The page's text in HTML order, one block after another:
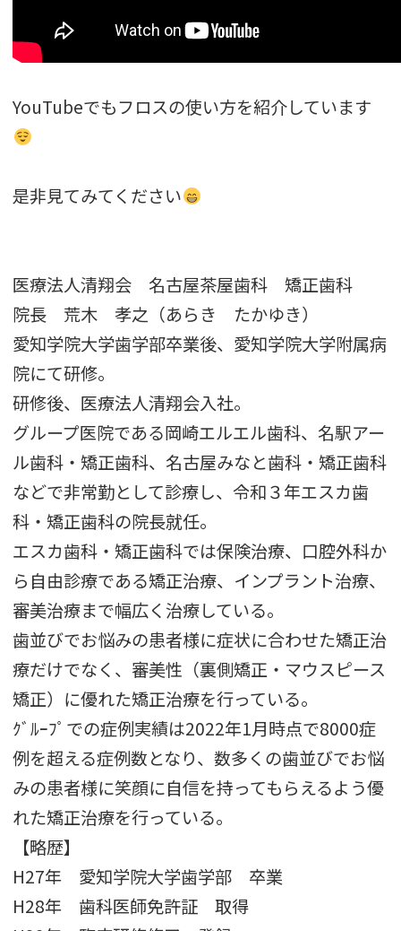
YouTubeでもフロスの使い方を紹介しています
是非見てみてください
医療法人清翔会 名古屋茶屋歯科 矯正歯科
院長 荒木 孝之（あらき たかゆき）
愛知学院大学歯学部卒業後、愛知学院大学附属病
院にて研修。
研修後、医療法人清翔会入社。
グループ医院である岡崎エルエル歯科、名駅アー
ル歯科・矯正歯科、名古屋みなと歯科・矯正歯科
などで非常勤として診療し、令和３年エスカ歯
科・矯正歯科の院長就任。
エスカ歯科・矯正歯科では保険治療、口腔外科か
ら自由診療である矯正治療、インプラント治療、
審美治療まで幅広く治療している。
歯並びでお悩みの患者様に症状に合わせた矯正治
療だけでなく、審美性（裏側矯正・マウスピース
矯正）に優れた矯正治療を行っている。
ｸﾞﾙｰﾌﾟでの症例実績は2022年1月時点で8000症
例を超える症例数となり、数多くの歯並びでお悩
みの患者様に笑顔に自信を持ってもらえるよう優
れた矯正治療を行っている。
【略歴】
H27年 愛知学院大学歯学部 卒業
H28年 歯科医師免許証 取得